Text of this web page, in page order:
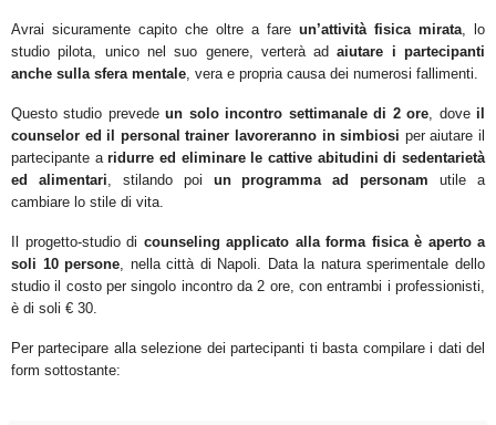
Avrai sicuramente capito che oltre a fare un’attività fisica mirata, lo
studio pilota, unico nel suo genere, verterà adaiutare i partecipanti
anche sulla sfera mentale, vera e propria causa dei numerosi fallimenti.
Questo studio prevedeun solo incontro settimanale di 2 ore, dove il
counselor ed il personal trainer lavoreranno in simbiosi per aiutare il
partecipante aridurre ed eliminare le cattive abitudini di sedentarietà
ed alimentari, stilando poi un programma ad personam utile a
cambiare lo stile di vita.
Il progetto-studio di counseling applicato alla forma fisica è aperto a
soli 10 persone, nella città di Napoli. Data la natura sperimentale dello
studio il costo per singolo incontro da 2 ore, con entrambi i professionisti,
è di soli € 30.
Per partecipare alla selezione dei partecipanti ti basta compilare i dati del
form sottostante: